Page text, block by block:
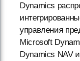
Dynamics
управления
Microsoft
Dynamics NAV